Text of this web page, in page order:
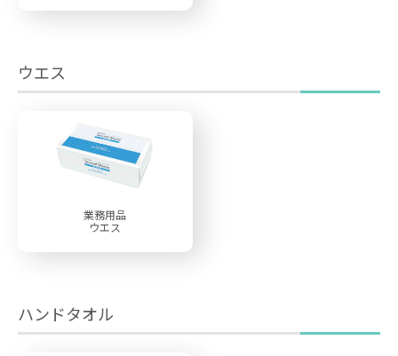
ウエス
業務用品
ウエス
ハンドタオル